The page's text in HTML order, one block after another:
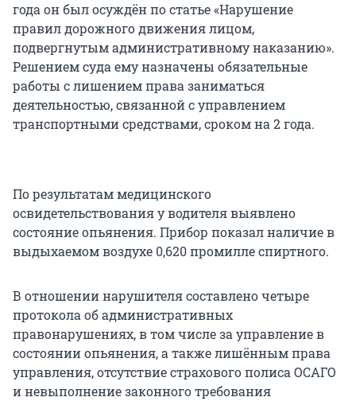
года он был осуждён по статье «Нарушение
правил дорожного движения лицом,
подвергнутым административному наказанию».
Решением суда ему назначены обязательные
работы с лишением права заниматься
деятельностью, связанной с управлением
транспортными средствами, сроком на 2 года.
По результатам медицинского
освидетельствования у водителя выявлено
состояние опьянения. Прибор показал наличие в
выдыхаемом воздухе 0,620 промилле спиртного.
В отношении нарушителя составлено четыре
протокола об административных
правонарушениях, в том числе за управление в
состоянии опьянения, а также лишённым права
управления, отсутствие страхового полиса ОСАГО
и невыполнение законного требования